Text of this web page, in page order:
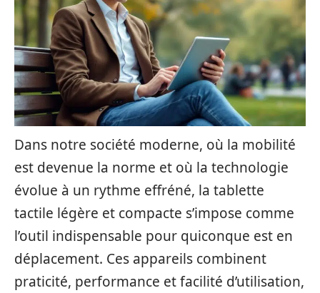
Dans notre société moderne, où la mobilité
est devenue la norme et où la technologie
évolue à un rythme effréné, la tablette
tactile légère et compacte s’impose comme
l’outil indispensable pour quiconque est en
déplacement. Ces appareils combinent
praticité, performance et facilité d’utilisation,